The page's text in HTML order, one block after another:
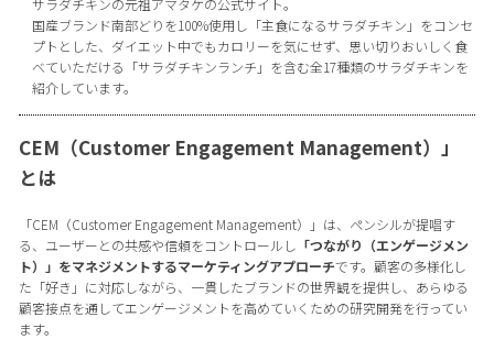
国産ブランド南部どりを100%使用し「主食になるサラダチキン」をコンセ
プトとした、ダイエット中でもカロリーを気にせず、思い切りおいしく食
べていただける「サラダチキンランチ」を含む全17種類のサラダチキンを
紹介しています。
CEM（Customer Engagement Management）」
とは
「CEM（Customer Engagement Management）」は、ペンシルが提唱す
る、ユーザーとの共感や信頼をコントロールし 「つながり（エンゲージメン
ト）」をマネジメントするマーケティングアプローチです。顧客の多様化し
た「好き」に対応しながら、一貫したブランドの世界観を提供し、あらゆる
顧客接点を通してエンゲージメントを高めていくための研究開発を行ってい
ます。